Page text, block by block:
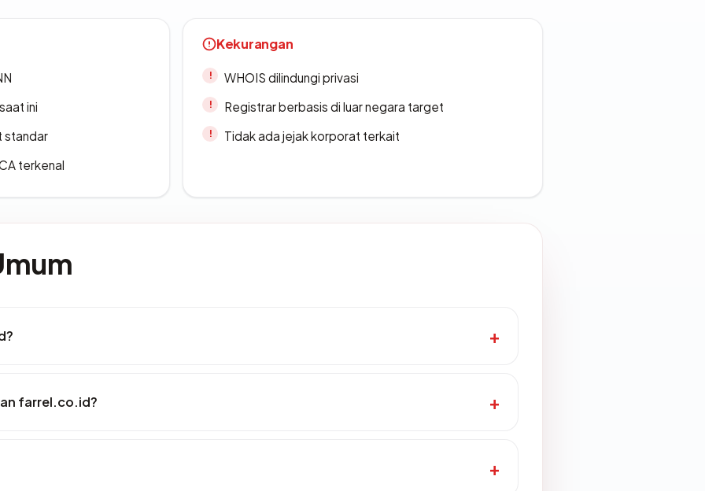
ini
standar
terkenal
Kekurangan
WHOIS dilindungi privasi
Registrar berbasis di luar negara target
Tidak ada jejak korporat terkait
farrel.co.id?